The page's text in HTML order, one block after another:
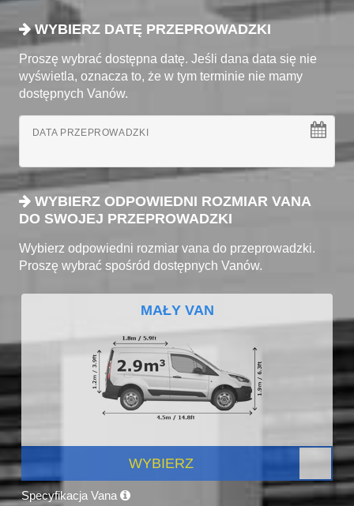
WYBIERZ DATĘ PRZEPROWADZKI
Proszę wybrać dostępna datę. Jeśli dana data się nie
wyświetla, oznacza to, że w tym terminie nie mamy
dostępnych Vanów.
DATA PRZEPROWADZKI
WYBIERZ ODPOWIEDNI ROZMIAR VANA
DO SWOJEJ PRZEPROWADZKI
Wybierz odpowiedni rozmiar vana do przeprowadzki.
Proszę wybrać spośród dostępnych Vanów.
MAŁY VAN
WYBIERZ
Specyfikacja Vana